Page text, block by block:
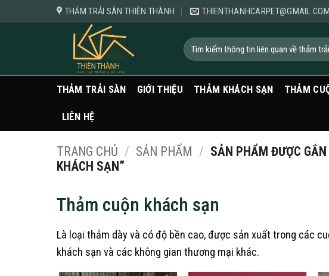
qua
THẢM TRẢI SÀN THIÊN THÀNH THIENTHANHCARPET@GMAIL.COM
Tìm
kiếm:
THẢM TRẢI SÀN GIỚI THIỆU THẢM KHÁCH SẠN THẢM
LIÊN HỆ
TRANG CHỦ / SẢN PHẨM / SẢN PHẨM ĐƯỢC GẮN
KHÁCH SẠN”
Thảm cuộn khách sạn
Là loại thảm dày và có độ bền cao, được sản xuất trong các
khách sạn và các không gian thương mại khác.